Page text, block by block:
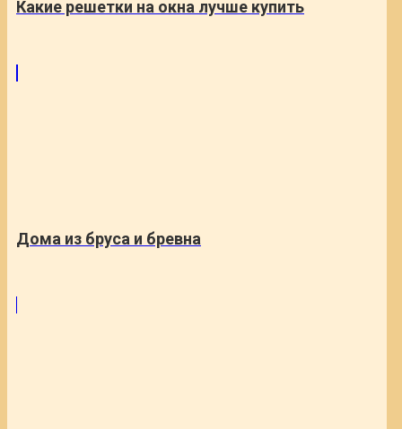
Какие решетки на окна лучше купить
Дома из бруса и бревна